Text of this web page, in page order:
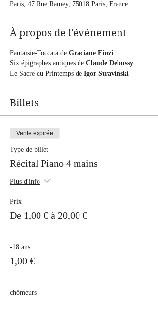
Paris, 47 Rue Ramey, 75018 Paris, France
À propos de l'événement
Fantaisie-Toccata de Graciane Finzi
Six épigraphes antiques de Claude Debussy
Le Sacre du Printemps de Igor Stravinski
Billets
Vente expirée
Type de billet
Récital Piano 4 mains
Plus d'info
Prix
De 1,00 € à 20,00 €
-18 ans
1,00 €
chômeurs